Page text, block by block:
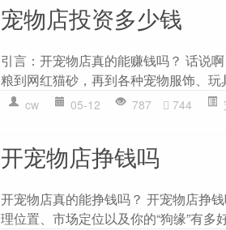
宠物店投资多少钱
引言：开宠物店真的能赚钱吗？ 话说
粮到网红猫砂，再到各种宠物服饰、
cw 05-12 787 744
开宠物店挣钱吗
开宠物店真的能挣钱吗？ 开宠物店挣
理位置、市场定位以及你的“狗缘”有多